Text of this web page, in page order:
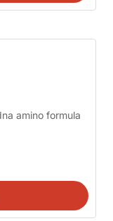
amino formula